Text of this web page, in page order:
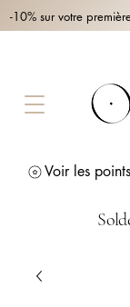
-10% sur votre
Voir les points